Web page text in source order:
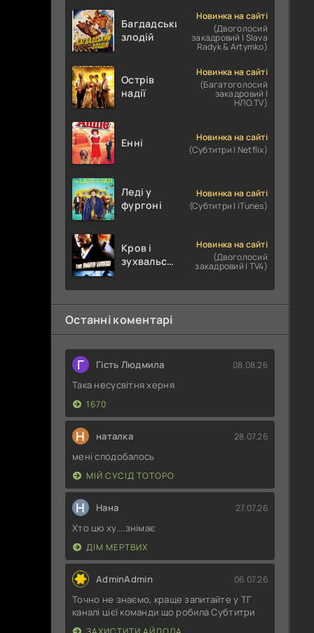
Багдадський
злодій
Новинка на сайті
(Двоголосий
закадровий | Slava
Radyk & Artymko)
Острів
надії
Новинка на сайті
(Багатоголосий
закадровий |
НЛО.TV)
Енні
Новинка на сайті
(Субтитри | Netflix)
Леді у
фургоні
Новинка на сайті
(Субтитри | iTunes)
Кров і
зухвальство
пограбування
Новинка на сайті
(Двоголосий
закадровий | TV4)
Останні коментарі
Г Гість Людмила 08.08.26
Така несусвітня херня
1670
Н наталка 28.07.26
мені сподобалось
МІЙ СУСІД ТОТОРО
Н Нана 27.07.26
Хто цю ху....знімає
ДІМ МЕРТВИХ
AdminAdmin 06.07.26
Точно не знаємо, краще запитайте у ТГ
каналі цієї команди що робила Субтитри